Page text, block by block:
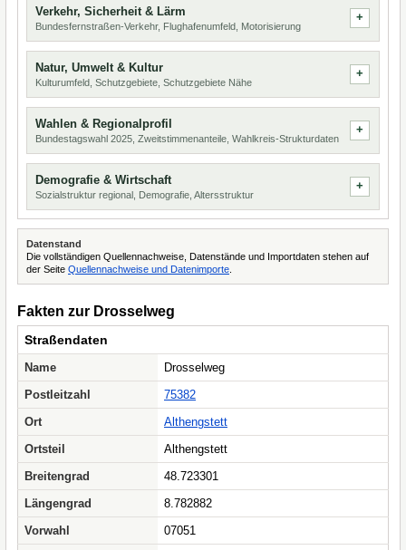
Verkehr, Sicherheit & Lärm
Bundesfernstraßen-Verkehr, Flughafenumfeld, Motorisierung
Natur, Umwelt & Kultur
Kulturumfeld, Schutzgebiete, Schutzgebiete Nähe
Wahlen & Regionalprofil
Bundestagswahl 2025, Zweitstimmenanteile, Wahlkreis-Strukturdaten
Demografie & Wirtschaft
Sozialstruktur regional, Demografie, Altersstruktur
Datenstand
Die vollständigen Quellennachweise, Datenstände und Importdaten stehen auf
der Seite Quellennachweise und Datenimporte
Fakten zur Drosselweg
Straßendaten
Name
Drosselweg
Postleitzahl
75382
Ort
Althengstett
Ortsteil
Althengstett
Breitengrad
48.723301
Längengrad
8.782882
Vorwahl
07051